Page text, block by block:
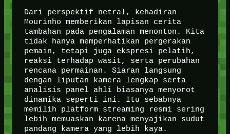
Dari perspektif netral, kehadiran
Mourinho memberikan lapisan cerita
tambahan pada pengalaman menonton. Kita
tidak hanya memperhatikan pergerakan
pemain, tetapi juga ekspresi pelatih,
reaksi terhadap wasit, serta perubahan
rencana permainan. Siaran langsung
dengan liputan kamera lengkap serta
analisis panel ahli biasanya menyorot
dinamika seperti ini. Itu sebabnya
memilih platform streaming resmi sering
lebih memuaskan karena menyajikan sudut
pandang kamera yang lebih kaya.